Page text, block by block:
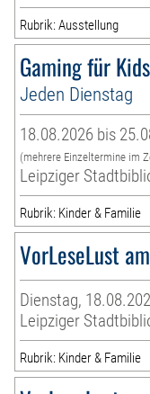
Rubrik: Ausstellung
Gaming für Kids
Jeden Dienstag
18.08.2026 bis
(mehrere Einzeltermine im
Leipziger
Rubrik: Kinder & Familie
VorLeseLust
Dienstag,
Leipziger
Rubrik: Kinder & Familie